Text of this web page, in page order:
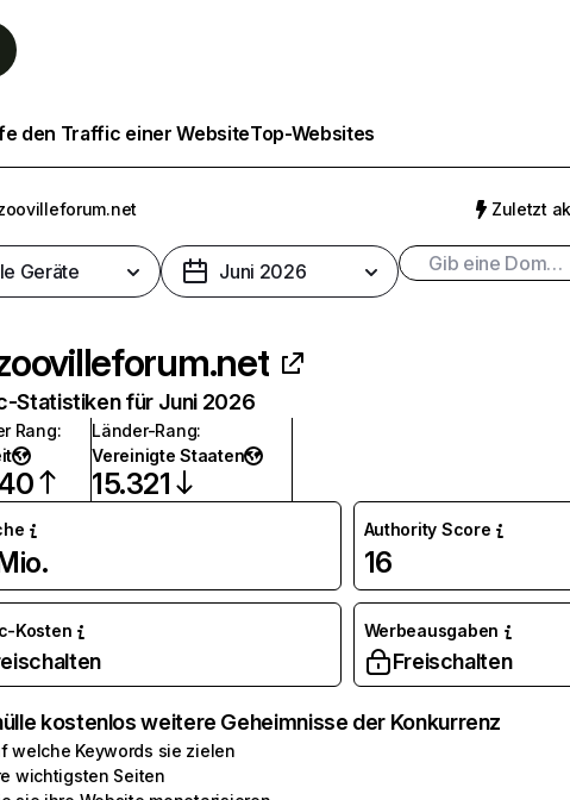
den Traffic einer WebsiteTop-Websites
Zuletzt
Geräte Juni 2026
Statistiken für Juni 2026
Rang:
Länder-Rang:
Vereinigte Staaten
15.321
Authority Score
16
Kosten Werbeausgaben
Freischalten
kostenlos weitere Geheimnisse der Konkurrenz
welche Keywords sie zielen
wichtigsten Seiten